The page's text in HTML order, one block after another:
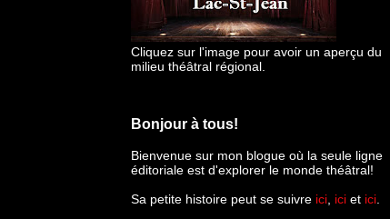
Cliquez sur l'image pour avoir un aperçu du
milieu théâtral régional.
Bonjour à tous!
Bienvenue sur mon blogue où la seule ligne
éditoriale est d'explorer le monde théâtral!
Sa petite histoire peut se suivre ici ici et ici